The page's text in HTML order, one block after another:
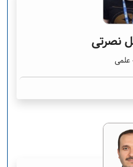
نصرتی
علمی